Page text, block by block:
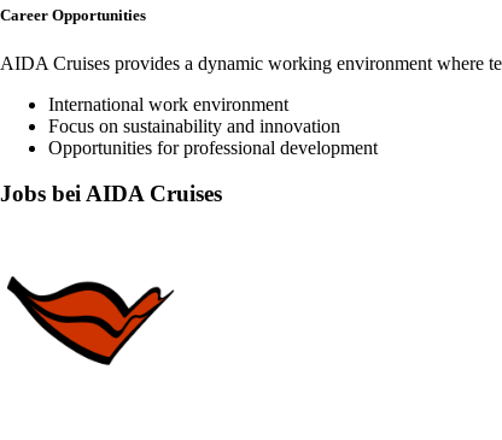
Career Opportunities
AIDA Cruises provides a dynamic working environment where
International work environment
Focus on sustainability and innovation
Opportunities for professional development
Jobs bei AIDA Cruises